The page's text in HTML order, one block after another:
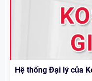
Hệ thống Đại lý của